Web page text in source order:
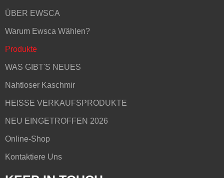
ÜBER EWSCA
Warum Ewsca Wählen?
Produkte
WAS GIBT'S NEUES
Nahtloser Kaschmir
HEISSE VERKAUFSPRODUKTE
NEU EINGETROFFEN 2026
Online-Shop
Kontaktiere Uns